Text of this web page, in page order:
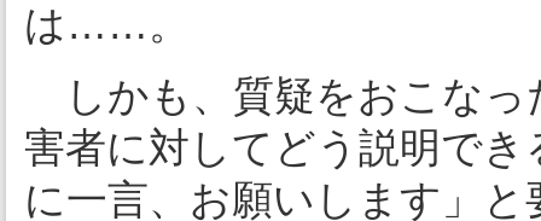
は……。
しかも、質疑をおこなっ
害者に対してどう説明で
に一言、お願いします」